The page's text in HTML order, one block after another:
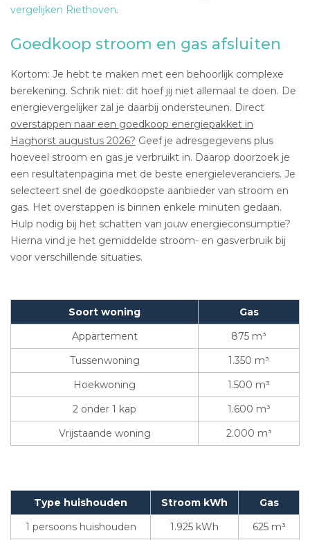
vergelijken Riethoven.
Goedkoop stroom en gas afsluiten
Kortom: Je hebt te maken met een behoorlijk complexe
berekening. Schrik niet: dit hoef jij niet allemaal te doen. De
energievergelijker zal je daarbij ondersteunen. Direct
overstappen naar een goedkoop energiepakket in
Haghorst augustus 2026? Geef je adresgegevens plus
hoeveel stroom en gas je verbruikt in. Daarop doorzoek je
een resultatenpagina met de beste energieleveranciers. Je
selecteert snel de goedkoopste aanbieder van stroom en
gas. Het overstappen is binnen enkele minuten gedaan.
Hulp nodig bij het schatten van jouw energieconsumptie?
Hierna vind je het gemiddelde stroom- en gasverbruik bij
voor verschillende situaties.
Soort woning
Gas
Appartement
875 m³
Tussenwoning
1.350 m³
Hoekwoning
1.500 m³
2 onder 1 kap
1.600 m³
Vrijstaande woning
2.000 m³
Type huishouden Stroom kWh
Gas
1 persoons huishouden
1.925 kWh
625 m³